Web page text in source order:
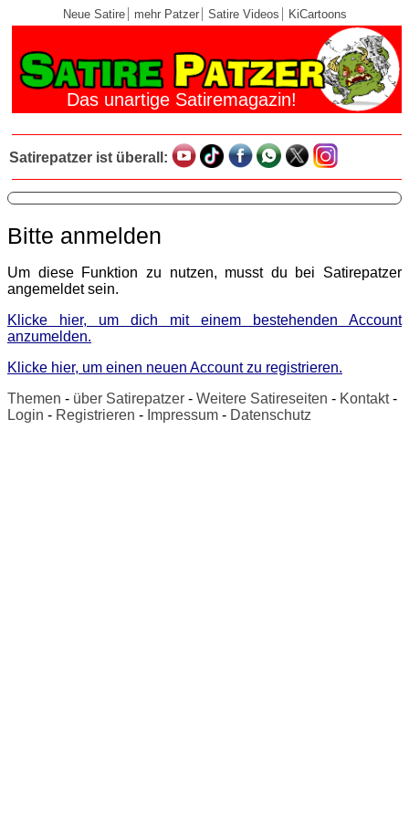
Neue Satire mehr Patzer Satire Videos KiCartoons
Das unartige Satiremagazin!
Satirepatzer ist überall:
Bitte anmelden
Um diese Funktion zu nutzen, musst du bei Satirepatzer
angemeldet sein.
Klicke hier, um dich mit einem bestehenden Account
anzumelden.
Klicke hier, um einen neuen Account zu registrieren.
Themen - über Satirepatzer - Weitere Satireseiten - Kontakt-
Login - Registrieren - Impressum - Datenschutz